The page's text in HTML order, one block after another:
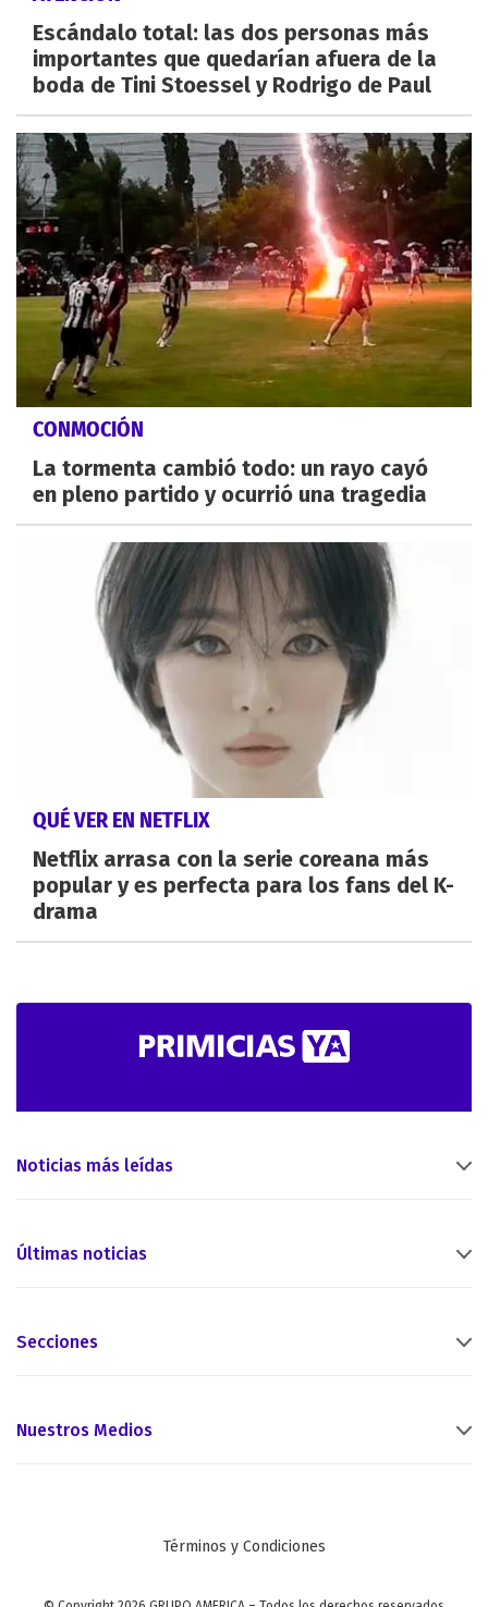
Escándalo total: las dos personas más
importantes que quedarían afuera de la
boda de Tini Stoessel y Rodrigo de Paul
CONMOCIÓN
La tormenta cambió todo: un rayo cayó
en pleno partido y ocurrió una tragedia
QUÉ VER EN NETFLIX
Netflix arrasa con la serie coreana más
popular y es perfecta para los fans del K-
drama
Noticias más leídas
Últimas noticias
Secciones
Nuestros Medios
Términos y Condiciones